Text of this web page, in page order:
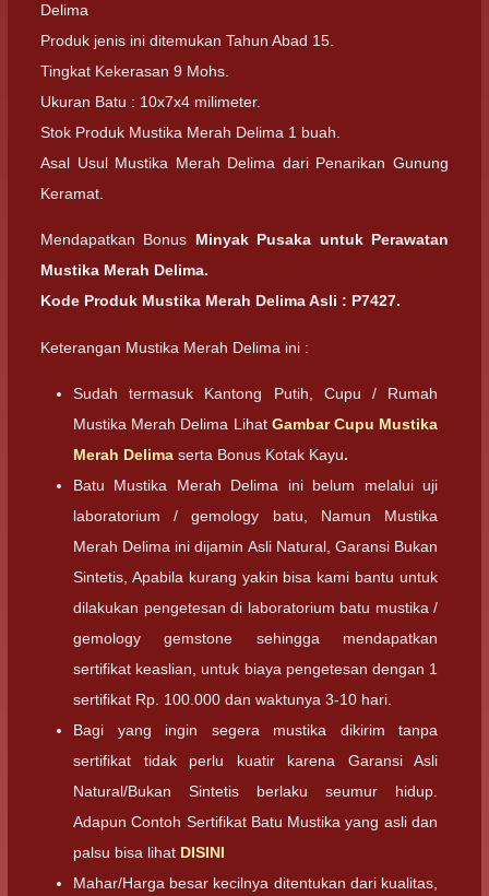
Delima
Produk jenis ini ditemukan Tahun Abad 15.
Tingkat Kekerasan 9 Mohs.
Ukuran Batu : 10x7x4 milimeter.
Stok Produk Mustika Merah Delima 1 buah.
Asal Usul Mustika Merah Delima dari Penarikan Gunung
Keramat.
Mendapatkan Bonus Minyak Pusaka untuk Perawatan
Mustika Merah Delima.
Kode Produk Mustika Merah Delima Asli : P7427.
Keterangan Mustika Merah Delima ini :
Sudah termasuk Kantong Putih, Cupu / Rumah
Mustika Merah Delima Lihat Gambar Cupu Mustika
Merah Delima serta Bonus Kotak Kayu.
Batu Mustika Merah Delima ini belum melalui uji
laboratorium / gemology batu, Namun Mustika
Merah Delima ini dijamin Asli Natural, Garansi Bukan
Sintetis, Apabila kurang yakin bisa kami bantu untuk
dilakukan pengetesan di laboratorium batu mustika /
gemology gemstone sehingga mendapatkan
sertifikat keaslian, untuk biaya pengetesan dengan 1
sertifikat Rp. 100.000 dan waktunya 3-10 hari.
Bagi yang ingin segera mustika dikirim tanpa
sertifikat tidak perlu kuatir karena Garansi Asli
Natural/Bukan Sintetis berlaku seumur hidup.
Adapun Contoh Sertifikat Batu Mustika yang asli dan
palsu bisa lihat DISINI
Mahar/Harga besar kecilnya ditentukan dari kualitas,